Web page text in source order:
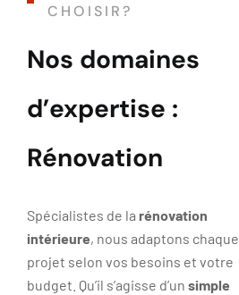
CHOISIR?
Nos domaines
d’expertise :
Rénovation
Spécialistes de la rénovation
intérieure, nous adaptons chaque
projet selon vos besoins et votre
budget. Qu’il s’agisse d’un simple